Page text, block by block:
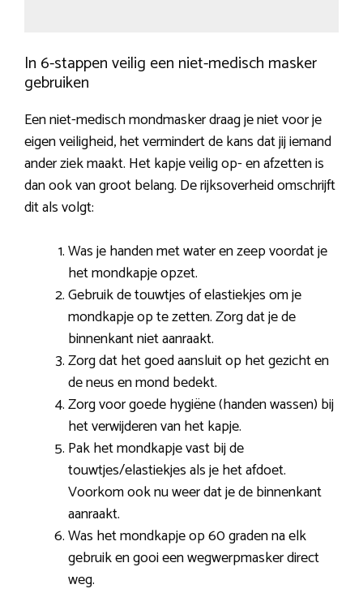
In 6-stappen veilig een niet-medisch masker
gebruiken
Een niet-medisch mondmasker draag je niet voor je
eigen veiligheid, het vermindert de kans dat jij iemand
ander ziek maakt. Het kapje veilig op- en afzetten is
dan ook van groot belang. De rijksoverheid omschrijft
dit als volgt:
Was je handen met water en zeep voordat je
het mondkapje opzet.
Gebruik de touwtjes of elastiekjes om je
mondkapje op te zetten. Zorg dat je de
binnenkant niet aanraakt.
Zorg dat het goed aansluit op het gezicht en
de neus en mond bedekt.
Zorg voor goede hygiëne (handen wassen) bij
het verwijderen van het kapje.
Pak het mondkapje vast bij de
touwtjes/elastiekjes als je het afdoet.
Voorkom ook nu weer dat je de binnenkant
aanraakt.
Was het mondkapje op 60 graden na elk
gebruik en gooi een wegwerpmasker direct
weg.